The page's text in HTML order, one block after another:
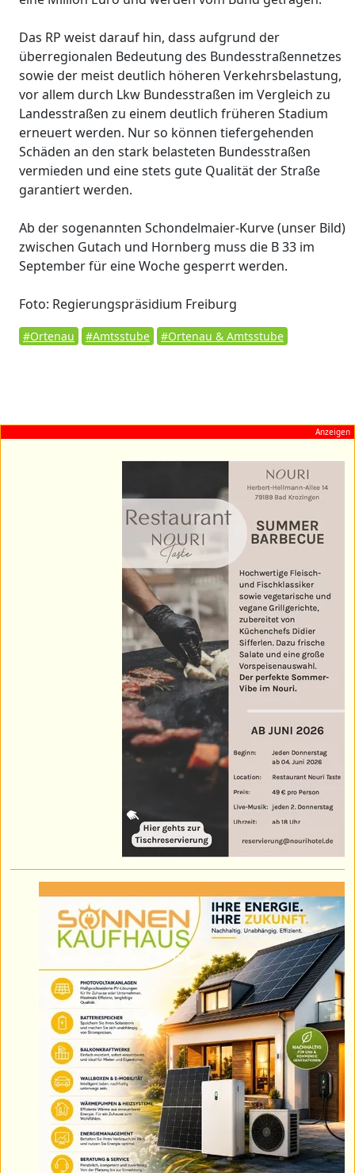
Das RP weist darauf hin, dass aufgrund der
überregionalen Bedeutung des Bundesstraßennetzes
sowie der meist deutlich höheren Verkehrsbelastung,
vor allem durch Lkw Bundesstraßen im Vergleich zu
Landesstraßen zu einem deutlich früheren Stadium
erneuert werden. Nur so können tiefergehenden
Schäden an den stark belasteten Bundesstraßen
vermieden und eine stets gute Qualität der Straße
garantiert werden.
Ab der sogenannten Schondelmaier-Kurve (unser Bild)
zwischen Gutach und Hornberg muss die B 33 im
September für eine Woche gesperrt werden.
Foto: Regierungspräsidium Freiburg
#Ortenau #Amtsstube #Ortenau & Amtsstube
Anzeigen